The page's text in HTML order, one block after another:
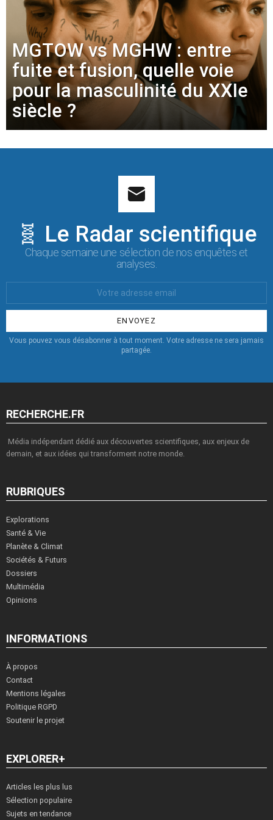
MGTOW vs MGHW : entre
fuite et fusion, quelle voie
pour la masculinité du XXIe
siècle ?
🧬 Le Radar scientifique
Chaque semaine une sélection de nos enquêtes et
analyses.
:
Vous pouvez vous désabonner à tout moment. Votre adresse ne sera jamais
partagée.
RECHERCHE.FR
Média indépendant dédié aux découvertes scientifiques, aux enjeux de
demain, et aux idées qui transforment notre monde.
RUBRIQUES
Explorations
Santé & Vie
Planète & Climat
Sociétés & Futurs
Dossiers
Multimédia
Opinions
INFORMATIONS
À propos
Contact
Mentions légales
Politique RGPD
Soutenir le projet
EXPLORER+
Articles les plus lus
Sélection populaire
Sujets en tendance